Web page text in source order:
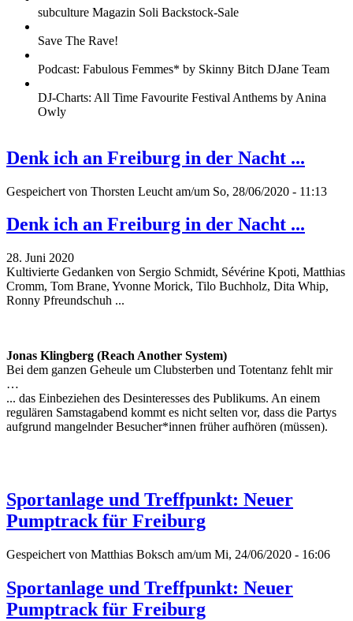
subculture Magazin Soli Backstock-Sale
Save The Rave!
Podcast: Fabulous Femmes* by Skinny Bitch DJane Team
DJ-Charts: All Time Favourite Festival Anthems by Anina
Owly
Denk ich an Freiburg in der Nacht ...
Gespeichert von Thorsten Leucht am/um So, 28/06/2020 - 11:13
Denk ich an Freiburg in der Nacht ...
28. Juni 2020
Kultivierte Gedanken von Sergio Schmidt, Sévérine Kpoti, Matthias
Cromm, Tom Brane, Yvonne Morick, Tilo Buchholz, Dita Whip,
Ronny Pfreundschuh ...
Jonas Klingberg (Reach Another System)
Bei dem ganzen Geheule um Clubsterben und Totentanz fehlt mir
…
... das Einbeziehen des Desinteresses des Publikums. An einem
regulären Samstagabend kommt es nicht selten vor, dass die Partys
aufgrund mangelnder Besucher*innen früher aufhören (müssen).
Sportanlage und Treffpunkt: Neuer
Pumptrack für Freiburg
Gespeichert von Matthias Boksch am/um Mi, 24/06/2020 - 16:06
Sportanlage und Treffpunkt: Neuer
Pumptrack für Freiburg